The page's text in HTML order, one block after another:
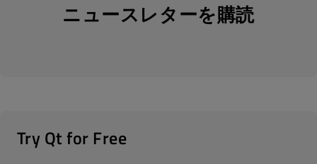
ニュースレターを購読
Try Qt for Free